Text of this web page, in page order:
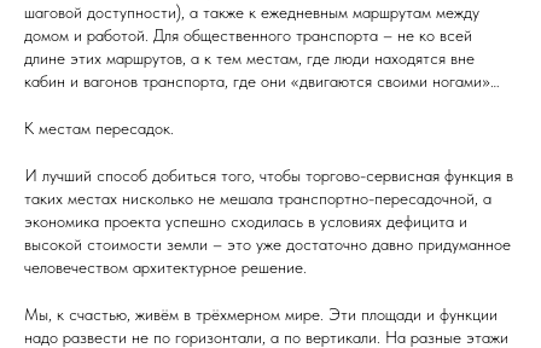
шаговой доступности), а также к ежедневным маршрутам между
домом и работой. Для общественного транспорта – не ко всей
длине этих маршрутов, а к тем местам, где люди находятся вне
кабин и вагонов транспорта, где они «двигаются своими ногами»…
К местам пересадок.
И лучший способ добиться того, чтобы торгово-сервисная функция в
таких местах нисколько не мешала транспортно-пересадочной, а
экономика проекта успешно сходилась в условиях дефицита и
высокой стоимости земли – это уже достаточно давно придуманное
человечеством архитектурное решение.
Мы, к счастью, живём в трёхмерном мире. Эти площади и функции
надо развести не по горизонтали, а по вертикали. На разные этажи